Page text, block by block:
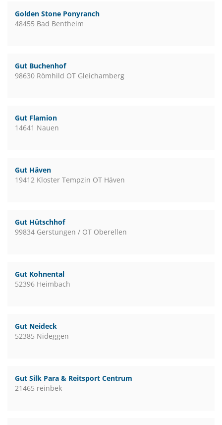
Golden Stone Ponyranch
48455 Bad Bentheim
Gut Buchenhof
98630 Römhild OT Gleichamberg
Gut Flamion
14641 Nauen
Gut Häven
19412 Kloster Tempzin OT Häven
Gut Hütschhof
99834 Gerstungen / OT Oberellen
Gut Kohnental
52396 Heimbach
Gut Neideck
52385 Nideggen
Gut Silk Para & Reitsport Centrum
21465 reinbek